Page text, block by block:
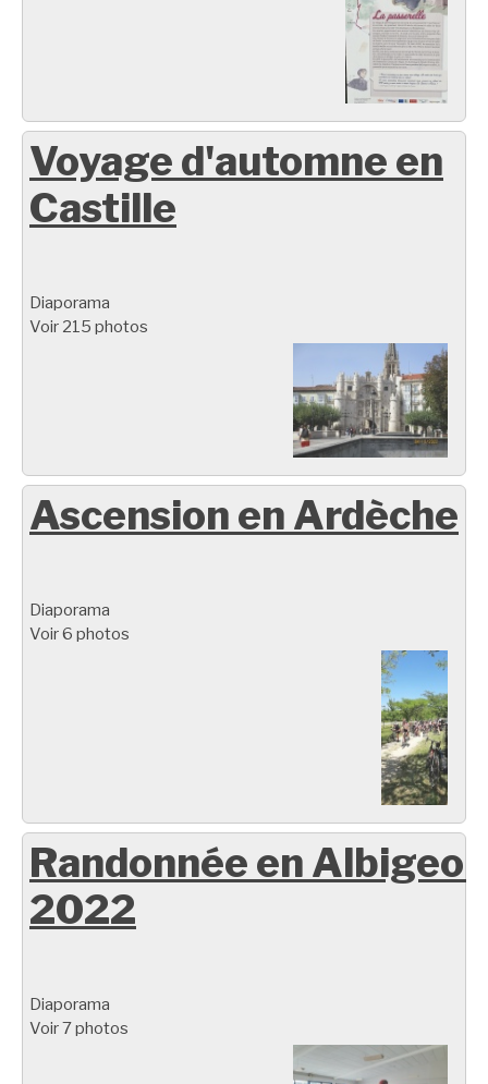
Voyage d'automne en
Castille
Diaporama
Voir 215 photos
Ascension en Ardèche
Diaporama
Voir 6 photos
Randonnée en
2022
Diaporama
Voir 7 photos